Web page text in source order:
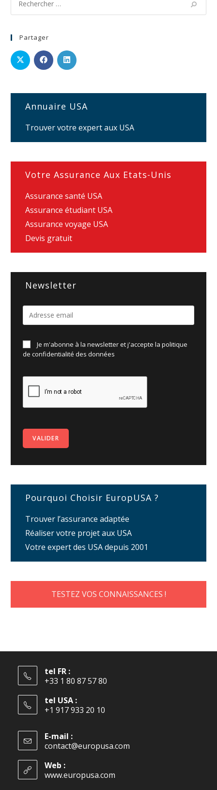
Partager
Annuaire USA
Trouver votre expert aux USA
Votre Assurance Aux Etats-Unis
Assurance santé USA
Assurance étudiant USA
Assurance voyage USA
Devis gratuit
Newsletter
Je m'abonne à la newsletter et j'accepte la politique
deconfidentialité des données
Pourquoi Choisir EuropUSA ?
Trouver l’assurance adaptée
Réaliser votre projet aux USA
Votre expert des USA depuis 2001
TESTEZ VOS CONNAISSANCES !
tel FR :
+33 1 80 87 57 80
tel USA :
+1 917 933 20 10
E-mail :
contact@europusa.com
Web :
www.europusa.com